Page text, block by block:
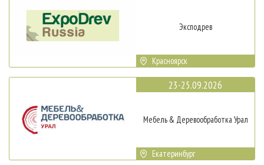
Эксподрев
Красноярск
23-25.09.2026
Мебель & Деревообработка Урал
Екатеринбург